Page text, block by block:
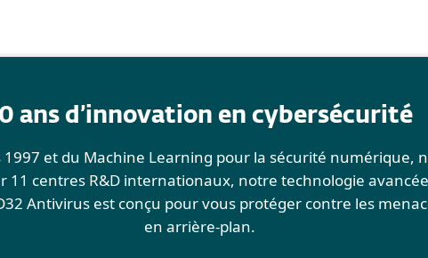
ans d’innovation en cybersécurité
1997 et du Machine Learning pour la sécurité numérique,
11 centres R&D internationaux, notre technologie
Antivirus est conçu pour vous protéger contre les
en arrière-plan.